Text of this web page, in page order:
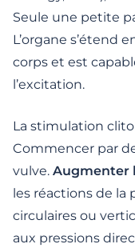
Seule une petite
L’organe s’étend
corps et est
l’excitation.
La stimulation
Commencer par
vulve. Augmenter
les réactions de la
circulaires ou
aux pressions